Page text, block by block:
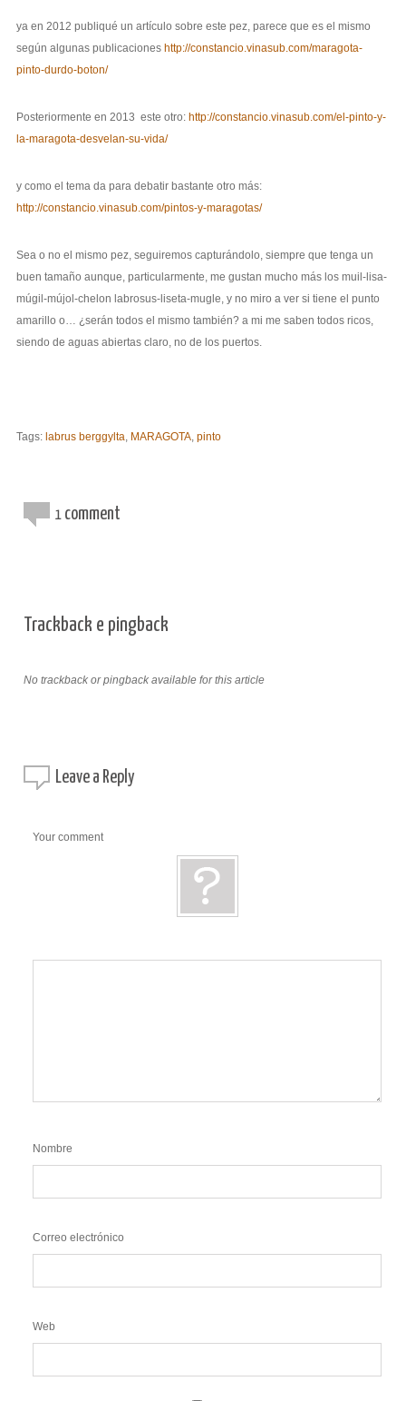
ya en 2012 publiqué un artículo sobre este pez, parece que es el mismo
según algunas publicaciones http://constancio.vinasub.com/maragota-
pinto-durdo-boton/
Posteriormente en 2013 este otro:http://constancio.vinasub.com/el-pinto-y-
la-maragota-desvelan-su-vida/
y como el tema da para debatir bastante otro más:
http://constancio.vinasub.com/pintos-y-maragotas/
Sea o no el mismo pez, seguiremos capturándolo, siempre que tenga un
buen tamaño aunque, particularmente, me gustan mucho más los muil-lisa-
múgil-mújol-chelon labrosus-liseta-mugle, y no miro a ver si tiene el punto
amarillo o… ¿serán todos el mismo también? a mi me saben todos ricos,
siendo de aguas abiertas claro, no de los puertos.
Tags: labrus berggylta MARAGOTA, pinto
1 comment
Trackback e pingback
No trackback or pingback available for this article
Leave a Reply
Your comment
Nombre
Correo electrónico
Web